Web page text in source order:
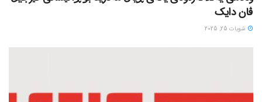
ڤان دایک
شوبات 25, 2025